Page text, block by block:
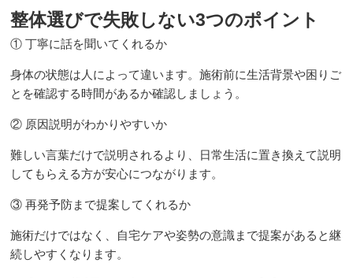
妊娠中の交通事故
バイク事故
自転車での事故
自損事故
整体選びで失敗しない3つのポイント
① 丁寧に話を聞いてくれるか
身体の状態は人によって違います。施術前に生活背景や困りご
とを確認する時間があるか確認しましょう。
② 原因説明がわかりやすいか
難しい言葉だけで説明されるより、日常生活に置き換えて説明
してもらえる方が安心につながります。
③ 再発予防まで提案してくれるか
施術だけではなく、自宅ケアや姿勢の意識まで提案があると継
続しやすくなります。